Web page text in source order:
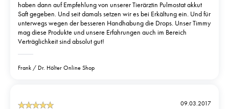
haben dann auf Empfehlung von unserer Tierärztin Pulmostat akkut
Saft gegeben. Und seit damals setzen wir es bei Erkältung ein. Und für
unterwegs wegen der besseren Handhabung die Drops. Unser Timmy
mag diese Produkte und unsere Erfahrungen auch im Bereich
Verträglichkeit sind absolut gut!
Frank Dr. Hölter Online Shop
09.03.2017